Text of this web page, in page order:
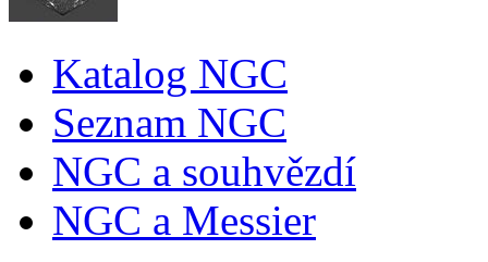
Katalog NGC
Seznam NGC
NGC a souhvězdí
NGC a Messier